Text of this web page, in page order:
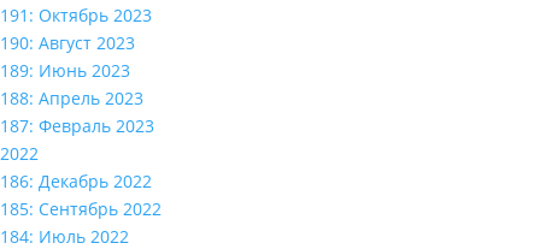
191: Октябрь 2023
190: Август 2023
189: Июнь 2023
188: Апрель 2023
187: Февраль 2023
2022
186: Декабрь 2022
185: Сентябрь 2022
184: Июль 2022